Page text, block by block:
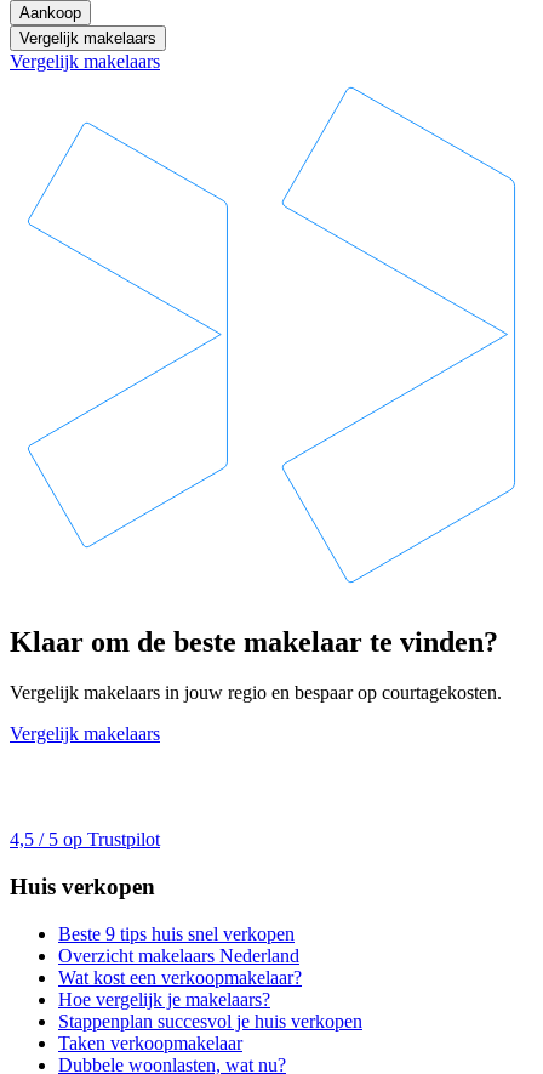
Aankoop
Vergelijk makelaars
Vergelijk makelaars
Klaar om de beste makelaar te vinden?
Vergelijk makelaars in jouw regio en bespaar op courtagekosten.
Vergelijk makelaars
4,5 / 5 op Trustpilot
Huis verkopen
Beste 9 tips huis snel verkopen
Overzicht makelaars Nederland
Wat kost een verkoopmakelaar?
Hoe vergelijk je makelaars?
Stappenplan succesvol je huis verkopen
Taken verkoopmakelaar
Dubbele woonlasten, wat nu?